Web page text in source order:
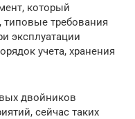
который
типовые требования
эксплуатации
учета, хранения
двойников
сейчас таких